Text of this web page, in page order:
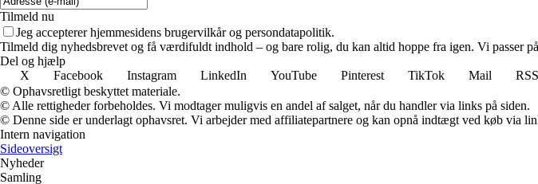
Tilmeld nu
Jeg accepterer hjemmesidens brugervilkår og persondatapolitik.
Tilmeld dig nyhedsbrevet og få værdifuldt indhold – og bare rolig, du kan altid hoppe fra igen. Vi passer
Del og hjælp
X
Facebook Instagram LinkedIn YouTube Pinterest TikTok Mail
RSS
© Ophavsretligt beskyttet materiale.
© Alle rettigheder forbeholdes. Vi modtager muligvis en andel af salget, når du handler via links på siden.
© Denne side er underlagt ophavsret. Vi arbejder med affiliatepartnere og kan opnå indtægt ved køb via
Intern navigation
Sideoversigt
Nyheder
Samling